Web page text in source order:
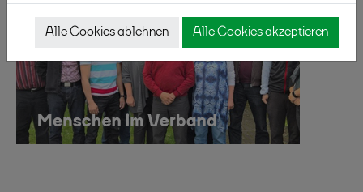
Alle Cookies ablehnen Alle Cookies akzeptieren